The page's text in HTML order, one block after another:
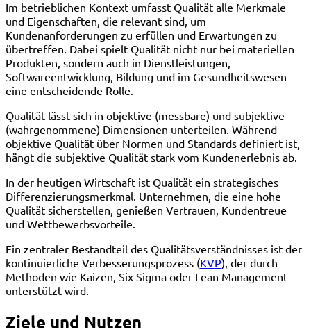
Im betrieblichen Kontext umfasst Qualität alle Merkmale
und Eigenschaften, die relevant sind, um
Kundenanforderungen zu erfüllen und Erwartungen zu
übertreffen. Dabei spielt Qualität nicht nur bei materiellen
Produkten, sondern auch in Dienstleistungen,
Softwareentwicklung, Bildung und im Gesundheitswesen
eine entscheidende Rolle.
Qualität lässt sich in objektive (messbare) und subjektive
(wahrgenommene) Dimensionen unterteilen. Während
objektive Qualität über Normen und Standards definiert ist,
hängt die subjektive Qualität stark vom Kundenerlebnis ab.
In der heutigen Wirtschaft ist Qualität ein strategisches
Differenzierungsmerkmal. Unternehmen, die eine hohe
Qualität sicherstellen, genießen Vertrauen, Kundentreue
und Wettbewerbsvorteile.
Ein zentraler Bestandteil des Qualitätsverständnisses ist der
kontinuierliche Verbesserungsprozess (KVP), der durch
Methoden wie Kaizen, Six Sigma oder Lean Management
unterstützt wird.
Ziele und Nutzen